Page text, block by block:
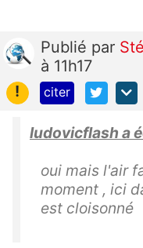
Publié par
à 11h17
!
citer
ludovicflash a
oui mais l'air
moment , ici
est cloisonné